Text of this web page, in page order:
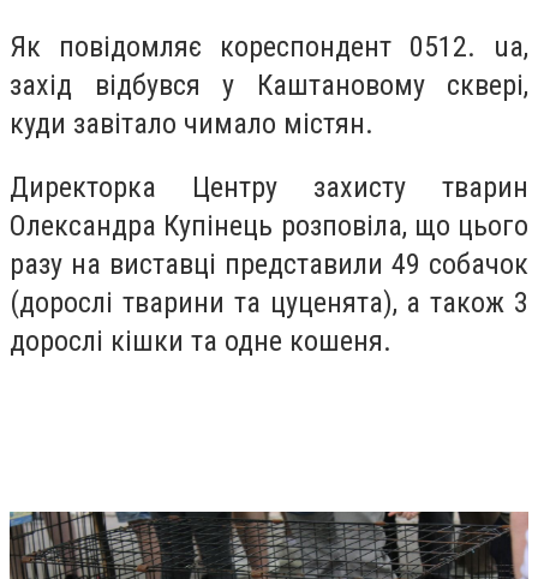
Як повідомляє кореспондент 0512. ua,
захід відбувся у Каштановому сквері,
куди завітало чимало містян.
Директорка Центру захисту тварин
Олександра Купінець розповіла, що цього
разу на виставці представили 49 собачок
(дорослі тварини та цуценята), а також 3
дорослі кішки та одне кошеня.